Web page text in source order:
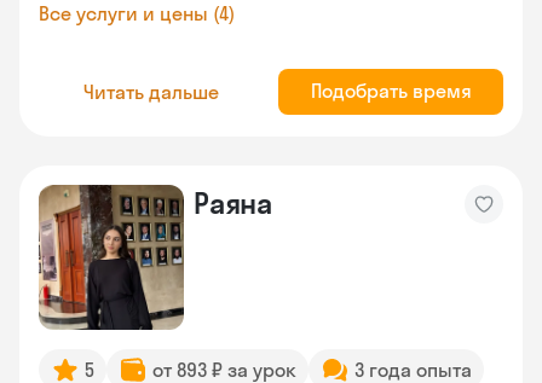
Все услуги и цены (4)
Читать дальше Подобрать время
Раяна
5 от 893 ₽ за урок
3 года опыта